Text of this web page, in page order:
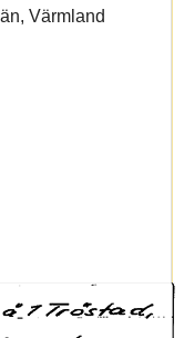
Värmland